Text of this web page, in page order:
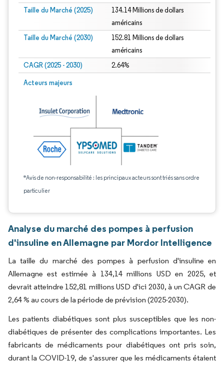
Taille du Marché (2025)
134.14 Millions de dollars
américains
Taille du Marché (2030)
152.81 Millions de dollars
américains
CAGR (2025 - 2030) 2.64%
Acteurs majeurs
*Avis de non-responsabilité : les principaux acteurs sont triés sans ordre
particulier
Analyse du marché des pompes à perfusion
d'insuline en Allemagne par Mordor Intelligence
La taille du marché des pompes à perfusion d'insuline en
Allemagne est estimée à 134,14 millions USD en 2025, et
devrait atteindre 152,81 millions USD d'ici 2030, à un CAGR de
2,64 % au cours de la période de prévision (2025-2030).
Les patients diabétiques sont plus susceptibles que les non-
diabétiques de présenter des complications importantes. Les
fabricants de médicaments pour diabétiques ont pris soin,
durant la COVID-19, de s'assurer que les médicaments étaient